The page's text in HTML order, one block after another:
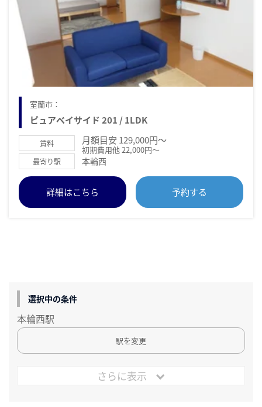
室蘭市：
ピュアベイサイド 201 / 1LDK
賃料 月額目安 129,000円～
初期費用他 22,000円～
最寄り駅 本輪西
詳細はこちら 予約する
選択中の条件
本輪西駅
駅を変更
さらに表示